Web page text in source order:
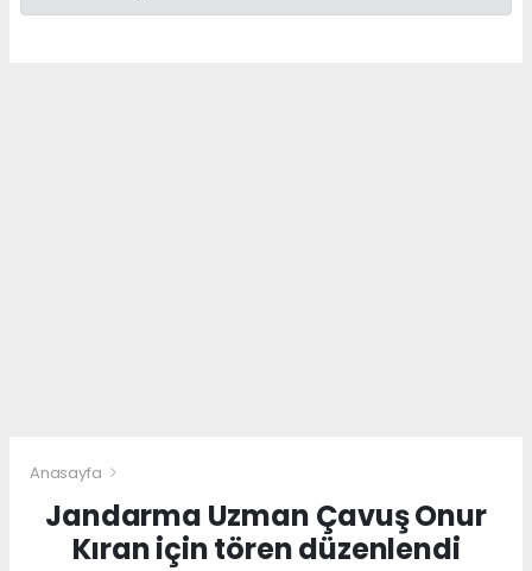
Anasayfa
Jandarma Uzman Çavuş Onur
Kıran için tören düzenlendi